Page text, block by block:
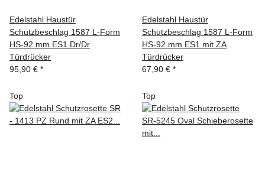
Edelstahl Haustür
Schutzbeschlag 1587 L-Form
HS-92 mm ES1 Dr/Dr
Türdrücker
95,90 € *
Edelstahl Haustür
Schutzbeschlag 1587 L-Form
HS-92 mm ES1 mit ZA
Türdrücker
67,90 € *
Top Top